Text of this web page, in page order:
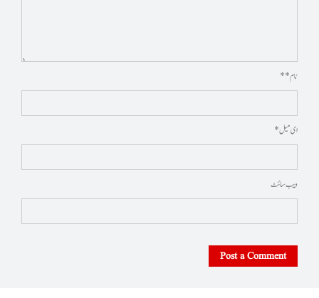
نام * *
ای میل *
ویب‌ سائٹ
Post a Comment